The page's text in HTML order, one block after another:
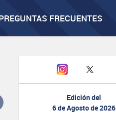
FRECUENTES
Edición del
6 de Agosto de 2026